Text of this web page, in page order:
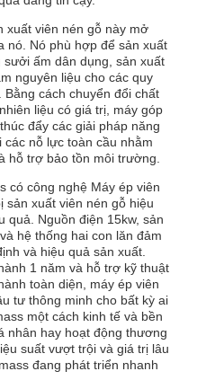
xuất viên nén gỗ này mở
nó. Nó phù hợp để sản xuất
ấm dân dụng, sản xuất
nguyên liệu cho các quy
cách chuyển đổi chất
liệu có giá trị, máy góp
đẩy các giải pháp năng
nỗ lực toàn cầu nhằm
hỗ trợ bảo tồn môi trường.
có công nghệ Máy ép viên
sản xuất viên nén gỗ hiệu
quả. Nguồn điện 15kw, sản
hệ thống hai con lăn đảm
và hiệu quả sản xuất.
1 năm và hỗ trợ kỹ thuật
toàn diện, máy ép viên
tư thông minh cho bất kỳ ai
một cách kinh tế và bền
nhân hay hoạt động thương
suất vượt trội và giá trị lâu
đang phát triển nhanh